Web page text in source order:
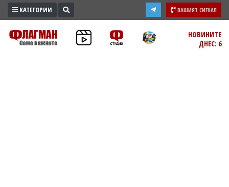
ПРОМО
ЗОНА
КАТЕГОРИИ ВАШИЯТ СИГНАЛ
НОВИНИТЕ
ДНЕС: 6